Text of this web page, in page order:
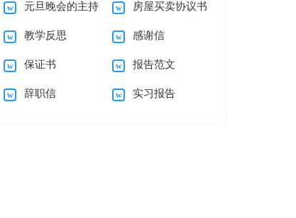
【荐】 的教学反思
元旦晚会的主持
稿
房屋买卖协议书
教学反思 感谢信
保证书 报告范文
辞职信 实习报告